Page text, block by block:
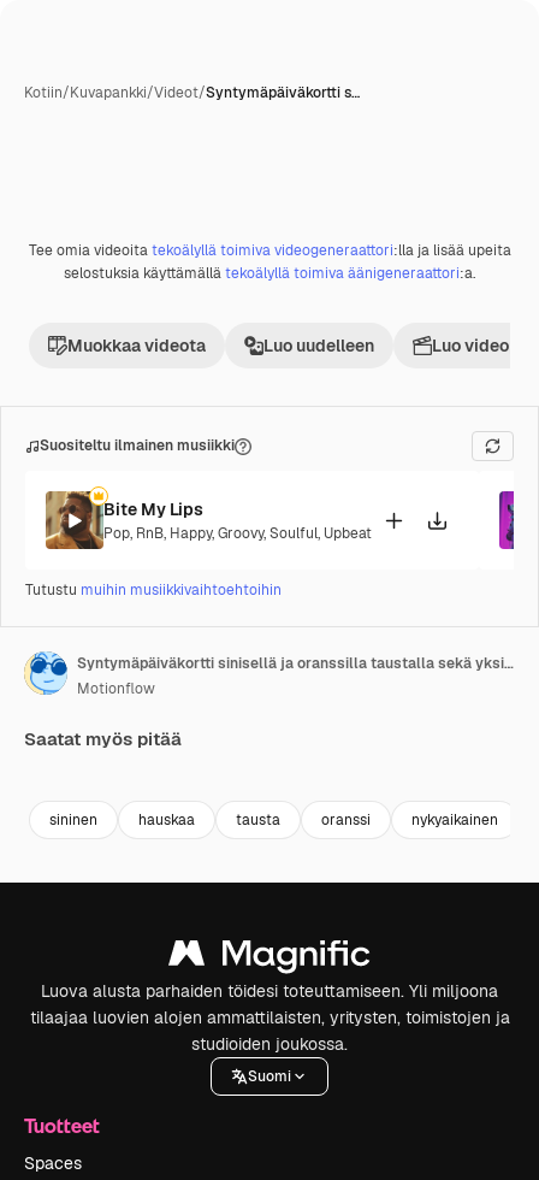
Kotiin/Kuvapankki/Videot/Syntymäpäiväkortti s…
Premium
Tee omia videoitatekoälyllä toimiva videogeneraattori:lla ja lisää upeita
selostuksia käyttämällätekoälyllä toimiva äänigeneraattori:a.
Muokkaa videota Luo uudelleen Luo
Suositeltu ilmainen musiikki
Bite My Lips
Pop, RnB, Happy,Groovy,Soulful, Upbeat
Tutustu muihin musiikkivaihtoehtoihin
Syntymäpäiväkortti sinisellä ja oranssilla taustalla sekä yksinkertaisella Hyvää syntymäpäivää -designilla
Motionflow
Saatat myös pitää
sininen hauskaa tausta oranssi nykyaikainen
Luova alusta parhaiden töidesi toteuttamiseen. Yli miljoona
tilaajaa luovien alojen ammattilaisten, yritysten, toimistojen ja
studioiden joukossa.
Suomi
Tuotteet
Spaces